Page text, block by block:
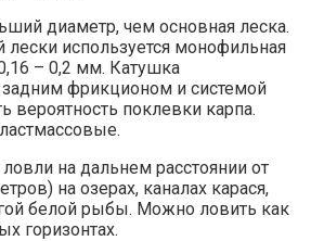
диаметр, чем основная леска.
лески используется монофильная
– 0,2 мм. Катушка
задним фрикционом и системой
вероятность поклевки карпа.
на дальнем расстоянии от
на озерах, каналах карася,
белой рыбы. Можно ловить как
горизонтах.